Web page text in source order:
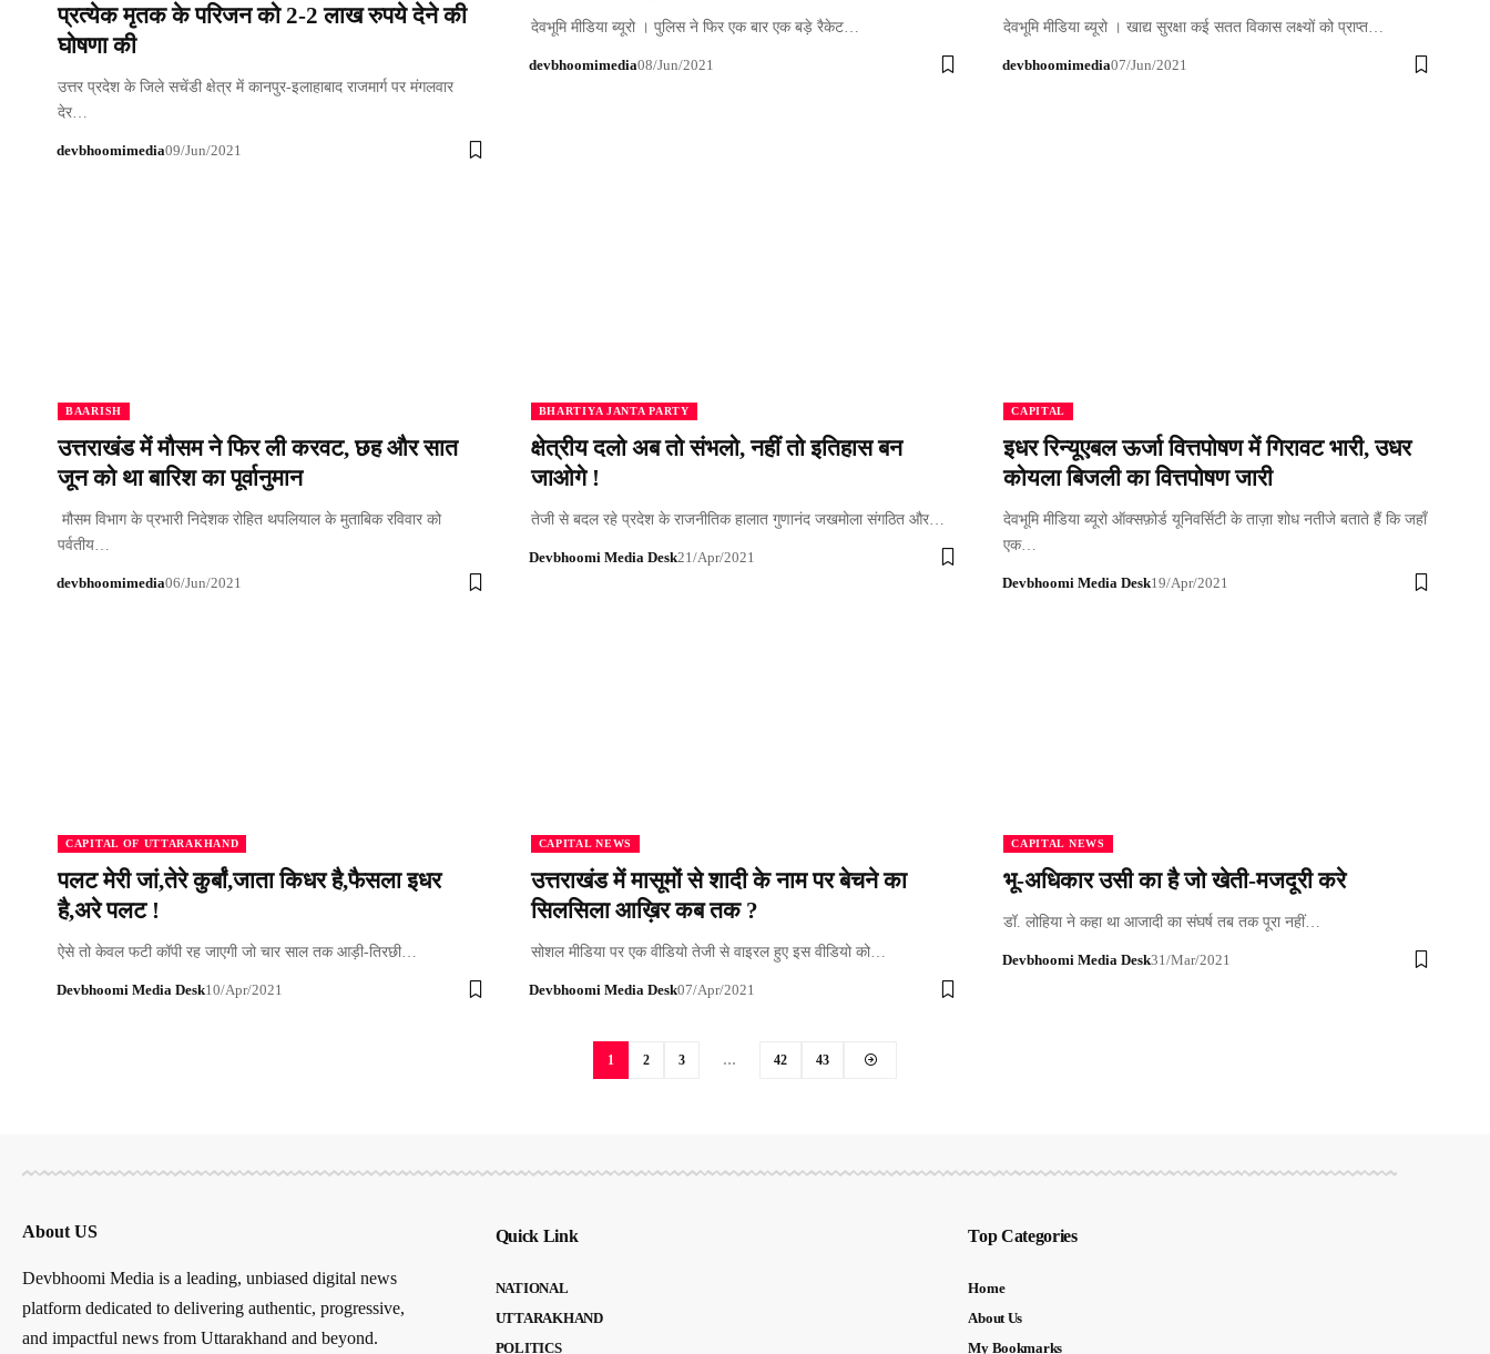
प्रत्येक मृतक के परिजन को 2-2 लाख रुपये देने की
घोषणा की
उत्तर प्रदेश के जिले सचेंडी क्षेत्र में कानपुर-इलाहाबाद राजमार्ग पर मंगलवार
देर…
devbhoomimedia09/Jun/2021
देवभूमि मीडिया ब्यूरो । पुलिस ने फिर एक बार एक बड़े रैकेट…
devbhoomimedia08/Jun/2021
देवभूमि मीडिया ब्यूरो । खाद्य सुरक्षा कई सतत विकास लक्ष्यों को प्राप्त…
devbhoomimedia07/Jun/2021
BAARISH
उत्तराखंड में मौसम ने फिर ली करवट, छह और सात
जून को था बारिश का पूर्वानुमान
मौसम विभाग के प्रभारी निदेशक रोहित थपलियाल के मुताबिक रविवार को
पर्वतीय…
devbhoomimedia06/Jun/2021
BHARTIYA JANTA PARTY
क्षेत्रीय दलो अब तो संभलो, नहीं तो इतिहास बन
जाओगे !
तेजी से बदल रहे प्रदेश के राजनीतिक हालात गुणानंद जखमोला संगठित और…
Devbhoomi Media Desk21/Apr/2021
CAPITAL
इधर रिन्यूएबल ऊर्जा वित्तपोषण में गिरावट भारी, उधर
कोयला बिजली का वित्तपोषण जारी
देवभूमि मीडिया ब्यूरो ऑक्सफ़ोर्ड यूनिवर्सिटी के ताज़ा शोध नतीजे बताते हैं कि जहाँ
एक…
Devbhoomi Media Desk19/Apr/2021
CAPITAL OF UTTARAKHAND
पलट मेरी जां,तेरे कुर्बां,जाता किधर है,फैसला इधर
है,अरे पलट !
ऐसे तो केवल फटी कॉपी रह जाएगी जो चार साल तक आड़ी-तिरछी…
Devbhoomi Media Desk10/Apr/2021
CAPITAL NEWS
उत्तराखंड में मासूमों से शादी के नाम पर बेचने का
सिलसिला आख़िर कब तक ?
सोशल मीडिया पर एक वीडियो तेजी से वाइरल हुए इस वीडियो को…
Devbhoomi Media Desk07/Apr/2021
CAPITAL NEWS
भू-अधिकार उसी का है जो खेती-मजदूरी करे
डॉ. लोहिया ने कहा था आजादी का संघर्ष तब तक पूरा नहीं…
Devbhoomi Media Desk31/Mar/2021
1 2 3 … 42 43
About US
Devbhoomi Media is a leading, unbiased digital news
platform dedicated to delivering authentic, progressive,
and impactful news from Uttarakhand and beyond.
Quick Link
NATIONAL
UTTARAKHAND
POLITICS
Top Categories
Home
About Us
My Bookmarks